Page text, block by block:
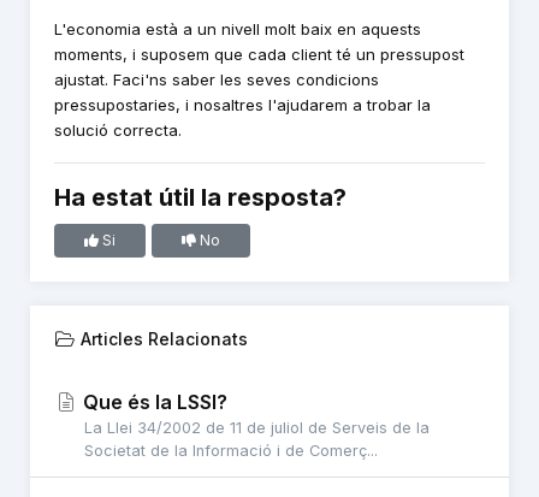
L'economia està a un nivell molt baix en aquests
moments, i suposem que cada client té un pressupost
ajustat. Faci'ns saber les seves condicions
pressupostaries, i nosaltres l'ajudarem a trobar la
solució correcta.
Ha estat útil la resposta?
Si No
Articles Relacionats
Que és la LSSI?
La Llei 34/2002 de 11 de juliol de Serveis de la
Societat de la Informació i de Comerç...